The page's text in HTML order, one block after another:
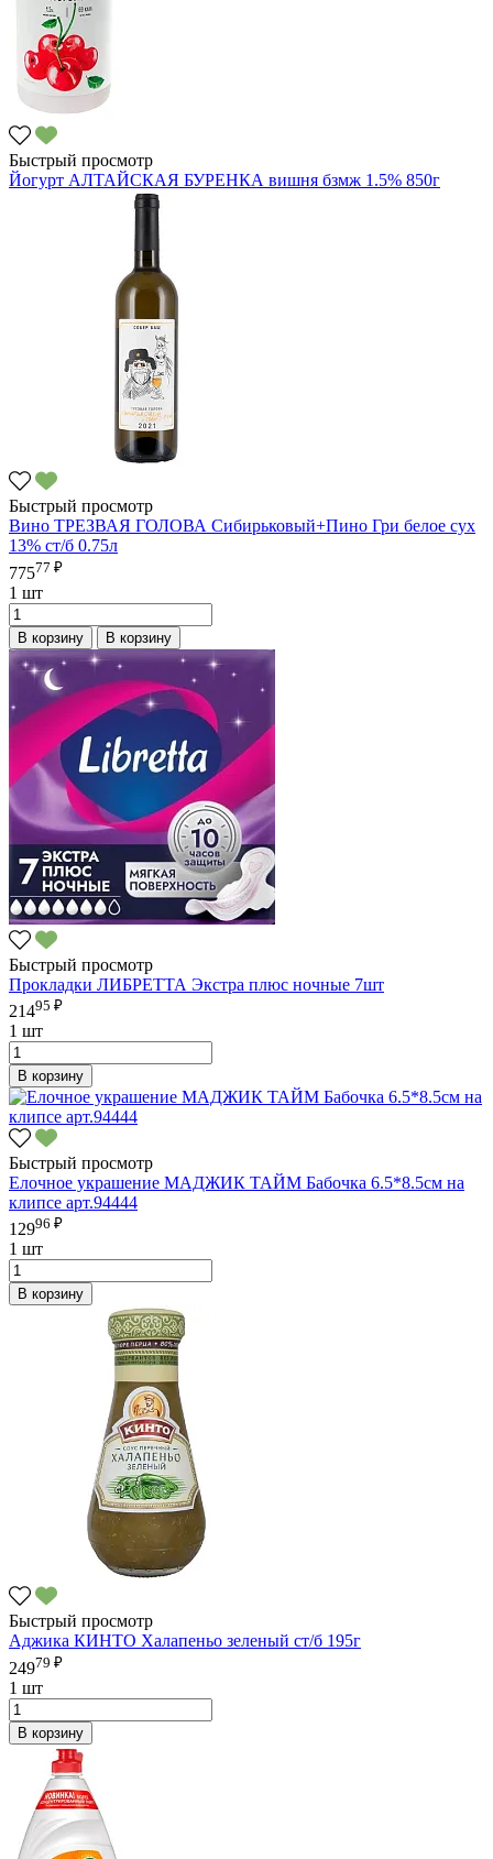
Быстрый просмотр
Йогурт АЛТАЙСКАЯ БУРЕНКА вишня бзмж 1.5% 850г
Быстрый просмотр
Вино ТРЕЗВАЯ ГОЛОВА Сибирьковый+Пино Гри белое сух
13% ст/б 0.75л
77577 ₽
1 шт
В корзину В корзину
Быстрый просмотр
Прокладки ЛИБРЕТТА Экстра плюс ночные 7шт
21495 ₽
1 шт
В корзину
Быстрый просмотр
Елочное украшение МАДЖИК ТАЙМ Бабочка 6.5*8.5см на
клипсе арт.94444
12996 ₽
1 шт
В корзину
Быстрый просмотр
Аджика КИНТО Халапеньо зеленый ст/б 195г
24979 ₽
1 шт
В корзину